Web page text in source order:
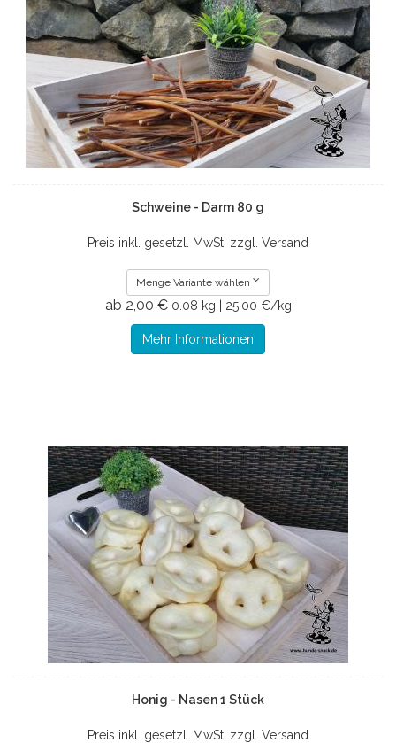
Schweine - Darm 80 g
Preis inkl. gesetzl. MwSt. zzgl. Versand
Menge Variante wählen
ab 2,00 € 0.08 kg | 25,00 €/kg
Mehr Informationen
Honig - Nasen 1 Stück
Preis inkl. gesetzl. MwSt. zzgl. Versand